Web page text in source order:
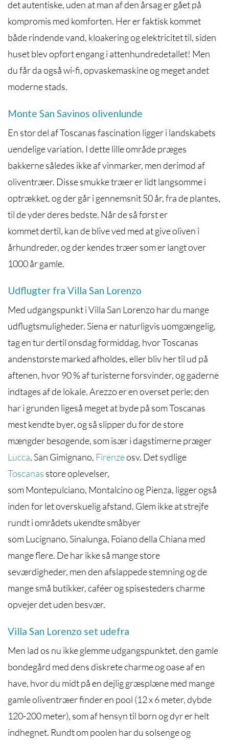
det autentiske, uden at man af den årsag er gået på
kompromis med komforten. Her er faktisk kommet
både rindende vand, kloakering og elektricitet til, siden
huset blev opført engang i attenhundredetallet! Men
du får da også wi-fi, opvaskemaskine og meget andet
moderne stads.
Monte San Savinos olivenlunde
En stor del af Toscanas fascination ligger i landskabets
uendelige variation. I dette lille område præges
bakkerne således ikke af vinmarker, men derimod af
oliventræer. Disse smukke træer er lidt langsomme i
optrækket, og der går i gennemsnit 50 år, fra de plantes,
til de yder deres bedste. Når de så først er
kommet dertil, kan de blive ved med at give oliven i
århundreder, og der kendes træer som er langt over
1000 år gamle.
Udflugter fra Villa San Lorenzo
Med udgangspunkt i Villa San Lorenzo har du mange
udflugtsmuligheder. Siena er naturligvis uomgængelig,
tag en tur dertil onsdag formiddag, hvor Toscanas
andenstørste marked afholdes, eller bliv her til ud på
aftenen, hvor 90 % af turisterne forsvinder, og gaderne
indtages af de lokale.Arezzoer en overset perle; den
har i grunden ligeså meget at byde på som Toscanas
mest kendte byer, og så slipper du for de store
mængder besøgende, som især i dagstimerne præger
Lucca, San Gimignano, Firenzeosv. Det sydlige
Toscanas store oplevelser,
som Montepulciano, Montalcino og Pienza, ligger også
inden for let overskuelig afstand. Glem ikke at strejfe
rundt i områdets ukendte småbyer
som Lucignano, Sinalunga, Foiano della Chiana med
mange flere. De har ikke så mange store
seværdigheder, men den afslappede stemning og de
mange små butikker, caféer og spisesteders charme
opvejer det uden besvær.
Villa San Lorenzo set udefra
Men lad os nu ikke glemme udgangspunktet, den gamle
bondegård med dens diskrete charme og oase af en
have, hvor du midt på en dejlig græsplæne med mange
gamle oliventræer finder en pool (12 x 6 meter, dybde
120-200 meter), som af hensyn til børn og dyr er helt
indhegnet. Rundt om poolen har du solsenge og